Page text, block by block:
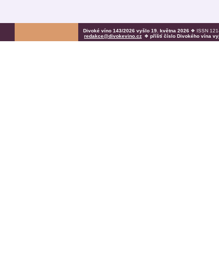
Divoké víno 143/2026 vyšlo 19. května 2026 ❖ ISSN
redakce@divokevino.cz ❖ příští číslo Divokého vína